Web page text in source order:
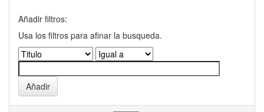
Añadir filtros:
Usa los filtros para afinar la busqueda.